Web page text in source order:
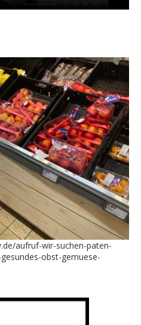
aufruf-wir-suchen-paten-
obst-gemuese-